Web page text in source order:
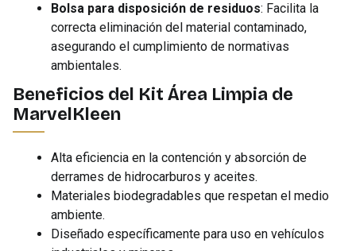
Bolsa para disposición de residuos: Facilita la
correcta eliminación del material contaminado,
asegurando el cumplimiento de normativas
ambientales.
Beneficios del Kit Área Limpia de
MarvelKleen
Alta eficiencia en la contención y absorción de
derrames de hidrocarburos y aceites.
Materiales biodegradables que respetan el medio
ambiente.
Diseñado específicamente para uso en vehículos